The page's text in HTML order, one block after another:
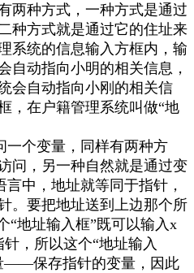
两种方式，一种方式是通过
种方式就是通过它的住址来
系统的信息输入方框内，输
自动指向小明的相关信息，
会自动指向小刚的相关信
，在户籍管理系统叫做“地
一个变量，同样有两种方
问，另一种自然就是通过变
言中，地址就等同于指针，
。要把地址送到上边那个所
“地址输入框”既可以输入 x
针，所以这个“地址输入
——保存指针的变量，因此